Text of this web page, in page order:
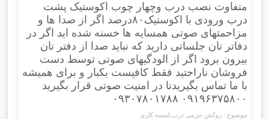
متفاوت نصب درب وچهار چوب اکوستیک پشت
درب ورودی با اکوستیک۸۰درصد اگر از صدا ها و
مزاحمتهای صوتی همسایه ها خسنه شده اید اگر در
دفاتر تان جلساتی دارید که نباید صدا از دفتر تان
بیرون برود اگر از الودگیهای صوتی توسط دست
فروشان ناراحتید فقط کافیست یکبار و برای همیشه
با ما تماس بگیریدتا در امنیت صوتی قرار بگیرید
۰۹۱۹۶۳۷۵۸۰۰ ۰۹۳۰۷۸۰۱۷۸۸
موضوع :روکش چرمی درب لمسه کاری